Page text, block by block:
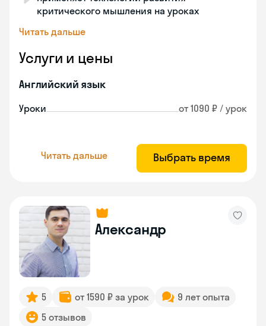
критического мышления на уроках
Читать дальше
Услуги и цены
Английский язык
Уроки от 1090 ₽ / урок
Читать дальше Выбрать время
Александр
5 от 1590 ₽ за урок
9 лет опыта
5 отзывов